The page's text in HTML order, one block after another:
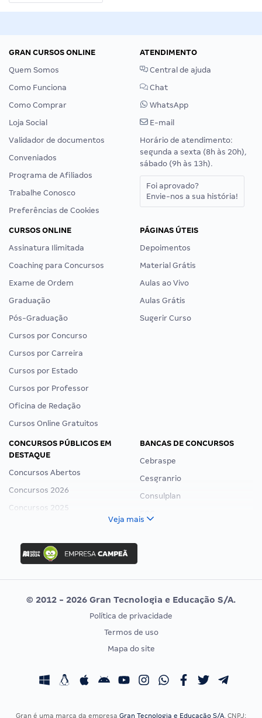
GRAN CURSOS ONLINE
Quem Somos
Como Funciona
Como Comprar
Loja Social
Validador de documentos
Conveniados
Programa de Afiliados
Trabalhe Conosco
Preferências de Cookies
ATENDIMENTO
Central de ajuda
Chat
WhatsApp
E-mail
Horário de atendimento:
segunda a sexta (8h às 20h),
sábado (9h às 13h).
Foi aprovado?
Envie-nos a sua história!
CURSOS ONLINE
Assinatura Ilimitada
Coaching para Concursos
Exame de Ordem
Graduação
Pós-Graduação
Cursos por Concurso
Cursos por Carreira
Cursos por Estado
Cursos por Professor
Oficina de Redação
Cursos Online Gratuitos
PÁGINAS ÚTEIS
Depoimentos
Material Grátis
Aulas ao Vivo
Aulas Grátis
Sugerir Curso
CONCURSOS PÚBLICOS EM
DESTAQUE
Concursos Abertos
Concursos 2026
Concursos 2025
Concurso Nacional Unificado
Concurso Ibama
Concurso MPU
Editais publicados
BANCAS DE CONCURSOS
Cebraspe
Cesgranrio
Consulplan
Vunesp
CONCURSOS POR PROFISSÃO
Concursos Fiscais
EXAME DE ORDEM
Calendário OAB
Veja mais
© 2012 - 2026 Gran Tecnologia e Educação S/A.
Política de privacidade
Termos de uso
Mapa do site
Gran é uma marca da empresa Gran Tecnologia e Educação S/A, CNPJ: